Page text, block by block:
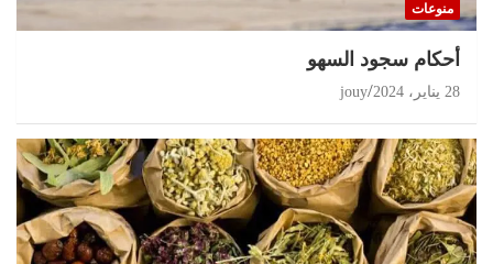
منوعات
أحكام سجود السهو
28 يناير، 2024 jouy